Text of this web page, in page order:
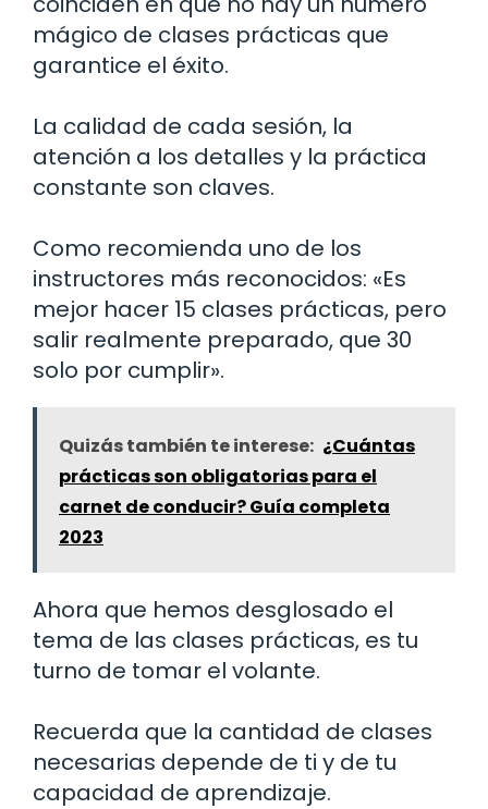
mágico de clases prácticas que
garantice el éxito.
La calidad de cada sesión, la
atención a los detalles y la práctica
constante son claves.
Como recomienda uno de los
instructores más reconocidos: «Es
mejor hacer 15 clases prácticas, pero
salir realmente preparado, que 30
solo por cumplir».
Quizás también te interese: ¿Cuántas
prácticas son obligatorias para el
carnet de conducir? Guía completa
2023
Ahora que hemos desglosado el
tema de las clases prácticas, es tu
turno de tomar el volante.
Recuerda que la cantidad de clases
necesarias depende de ti y de tu
capacidad de aprendizaje.